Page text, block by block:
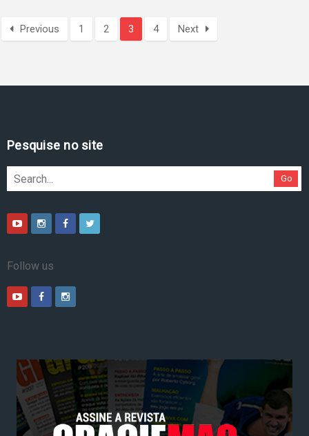
Previous 1 2 3 4 Next
Pesquise no site
Go
Follow us